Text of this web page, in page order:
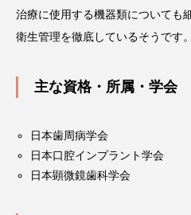
治療に使用する機器類についても
衛生管理を徹底しているそうです。
主な資格・所属・学会
日本歯周病学会
日本口腔インプラント学会
日本顕微鏡歯科学会